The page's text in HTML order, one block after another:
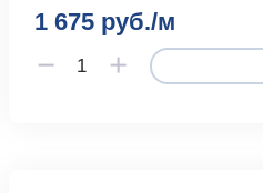
1 675 руб./м